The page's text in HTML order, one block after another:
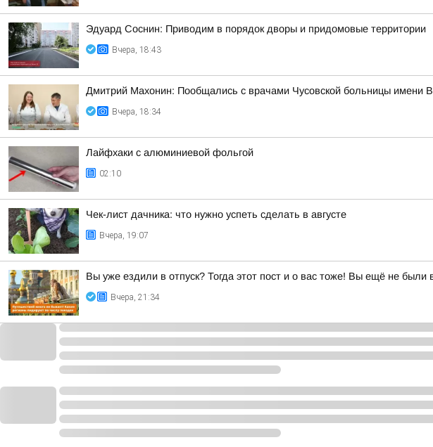
Эдуард Соснин: Приводим в порядок дворы и придомовые территории
Вчера, 18:43
Дмитрий Махонин: Пообщались с врачами Чусовской больницы имени
Вчера, 18:34
Лайфхаки с алюминиевой фольгой
02:10
Чек-лист дачника: что нужно успеть сделать в августе
Вчера, 19:07
Вы уже ездили в отпуск? Тогда этот пост и о вас тоже! Вы ещё не были
Вчера, 21:34